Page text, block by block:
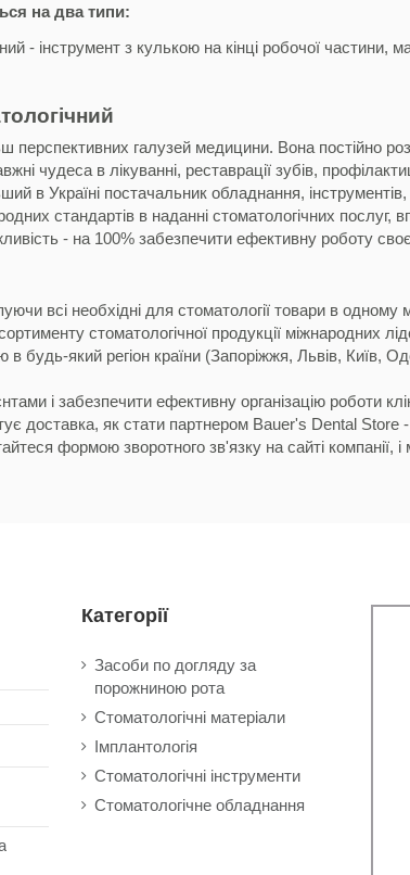
на два типи:
- інструмент з кулькою на кінці робочої
перспективних галузей медицини. Вона постійно
чудеса в лікуванні, реставрації зубів,
в Україні постачальник обладнання, інструментів,
стандартів в наданні стоматологічних послуг,
- на 100% забезпечити ефективну роботу
всі необхідні для стоматології товари в одному
стоматологічної продукції міжнародних
будь-який регіон країни (Запоріжжя, Львів, Київ,
і забезпечити ефективну організацію роботи
доставка, як стати партнером Bauer's Dental
формою зворотного зв'язку на сайті
Категорії
Засоби по догляду за
порожниною рота
Стоматологічні матеріали
Імплантологія
Стоматологічні інструменти
Стоматологічне обладнання